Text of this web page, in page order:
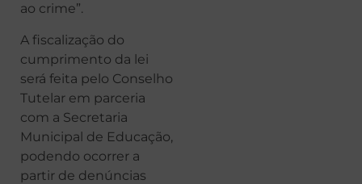
ao crime”.
A fiscalização do
cumprimento da lei
será feita pelo Conselho
Tutelar em parceria
com a Secretaria
Municipal de Educação,
podendo ocorrer a
partir de denúncias